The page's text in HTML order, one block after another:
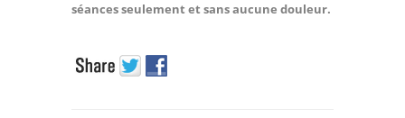
séances seulement et sans aucune douleur.